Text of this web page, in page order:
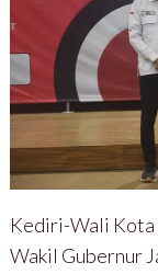
Kediri-Wali Kota
Wakil Gubernur